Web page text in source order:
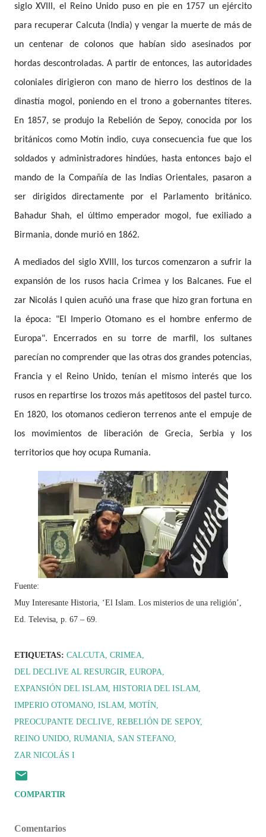
siglo XVIII, el Reino Unido puso en pie en 1757 un ejército
para recuperar Calcuta (India) y vengar la muerte de más de
un centenar de colonos que habían sido asesinados por
hordas descontroladas. A partir de entonces, las autoridades
coloniales dirigieron con mano de hierro los destinos de la
dinastía mogol, poniendo en el trono a gobernantes títeres.
En 1857, se produjo la Rebelión de Sepoy, conocida por los
británicos como Motín indio, cuya consecuencia fue que los
soldados y administradores hindúes, hasta entonces bajo el
mando de la Compañía de las Indias Orientales, pasaron a
ser dirigidos directamente por el Parlamento británico.
Bahadur Shah, el último emperador mogol, fue exiliado a
Birmania, donde murió en 1862.
A mediados del siglo XVIII, los turcos comenzaron a sufrir la
expansión de los rusos hacia Crimea y los Balcanes. Fue el
zar Nicolás I quien acuñó una frase que hizo gran fortuna en
la época: "El Imperio Otomano es el hombre enfermo de
Europa". Encerrados en su torre de marfil, los sultanes
parecían no comprender que las otras dos grandes potencias,
Francia y el Reino Unido, tenían el mismo interés que los
rusos en repartirse los trozos más apetitosos del pastel turco.
En 1820, los otomanos cedieron terrenos ante el empuje de
los movimientos de liberación de Grecia, Serbia y los
territorios que hoy ocupa Rumania.
Fuente:
Muy Interesante Historia, ‘El Islam. Los misterios de una religión’,
Ed. Televisa, p. 67 – 69.
ETIQUETAS: CALCUTA CRIMEA
DEL DECLIVE AL RESURGIR EUROPA
EXPANSIÓN DEL ISLAM HISTORIA DEL ISLAM
IMPERIO OTOMANO ISLAM MOTÍN
PREOCUPANTE DECLIVE REBELIÓN DE SEPOY
REINO UNIDO RUMANIA SAN STEFANO
ZAR NICOLÁS I
COMPARTIR
Comentarios